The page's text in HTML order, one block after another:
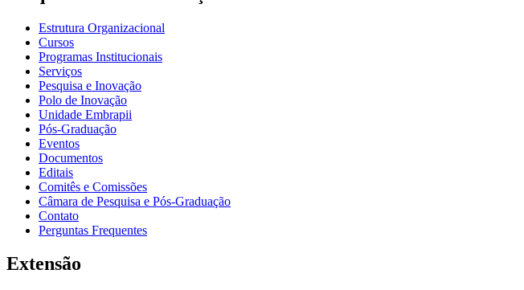
Estrutura Organizacional
Cursos
Programas Institucionais
Serviços
Pesquisa e Inovação
Polo de Inovação
Unidade Embrapii
Pós-Graduação
Eventos
Documentos
Editais
Comitês e Comissões
Câmara de Pesquisa e Pós-Graduação
Contato
Perguntas Frequentes
Extensão